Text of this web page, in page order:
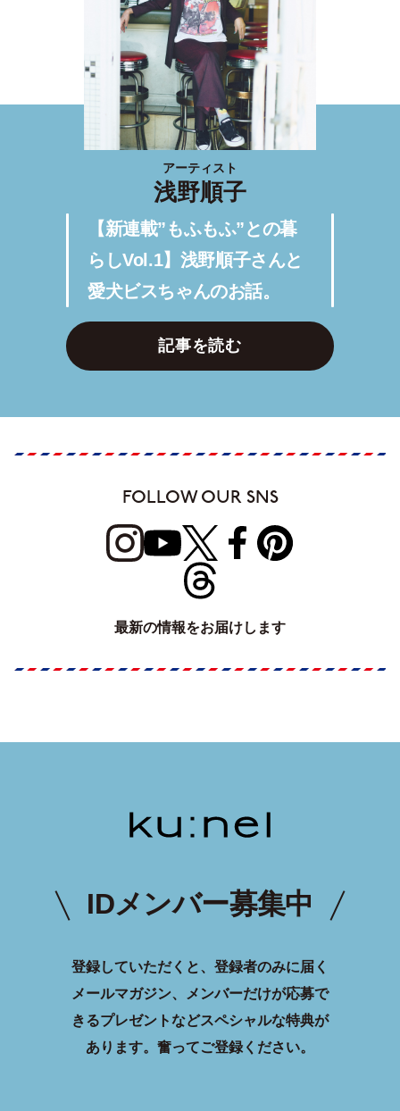
アーティスト
浅野順子
【新連載”もふもふ”との暮
らしVol.1】浅野順子さんと
愛犬ビスちゃんのお話。
記事を読む
FOLLOW OUR SNS
最新の情報をお届けします
IDメンバー募集中
登録していただくと、登録者のみに届く
メールマガジン、メンバーだけが応募で
きるプレゼントなどスペシャルな特典が
あります。 奮ってご登録ください。